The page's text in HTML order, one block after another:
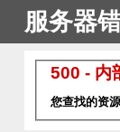
服务器
500 - 内
您查找的资